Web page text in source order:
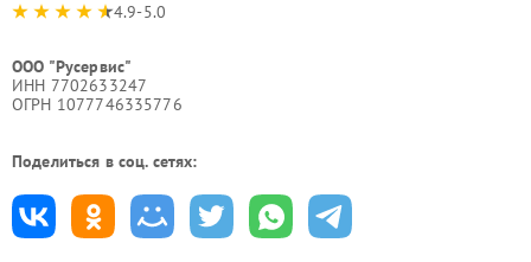
4.9-5.0
ООО "Русервис"
ИНН 7702633247
ОГРН 1077746335776
Поделиться в соц. сетях: